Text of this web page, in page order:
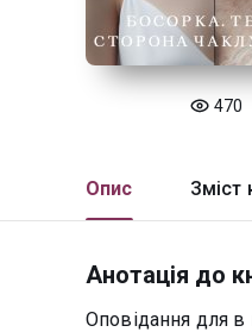
470
Опис Зміст
Анотація до
Оповідання для в